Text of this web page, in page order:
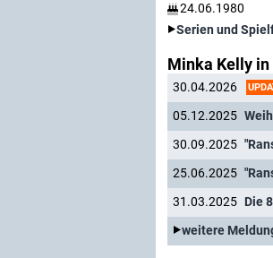
24.06.1980
Serien und
Minka Kelly in
30.04.2026
05.12.2025
30.09.2025
25.06.2025
31.03.2025 Die
weitere